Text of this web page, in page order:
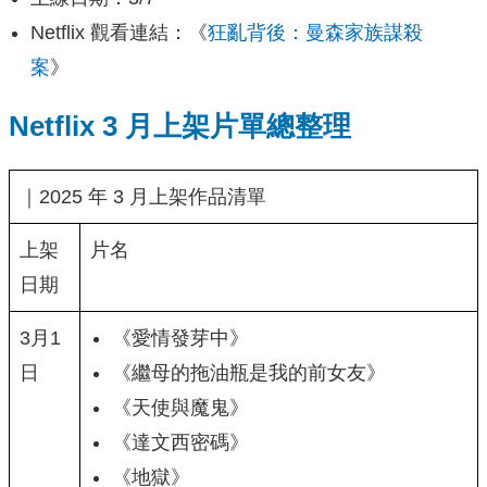
Netflix 觀看連結：《狂亂背後：曼森家族謀殺
案》
Netflix 3 月上架片單總整理
｜2025 年 3 月上架作品清單
上架
日期
片名
3月1
日
《愛情發芽中》
《繼母的拖油瓶是我的前女友》
《天使與魔鬼》
《達文西密碼》
《地獄》